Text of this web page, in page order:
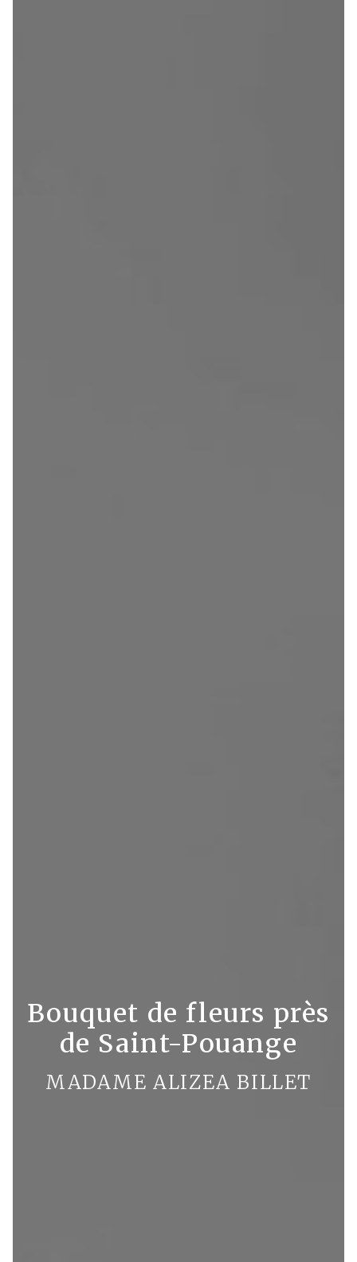
Bouquet de fleurs près
de Saint-Pouange
MADAME ALIZEA BILLET